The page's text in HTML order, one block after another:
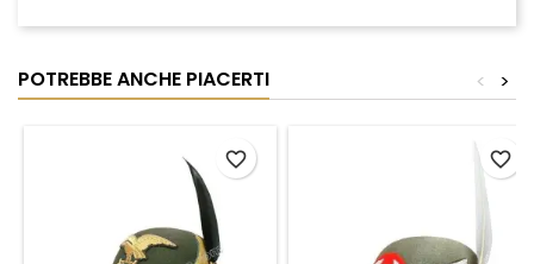
POTREBBE ANCHE PIACERTI >
<
favorite_border favorite_border